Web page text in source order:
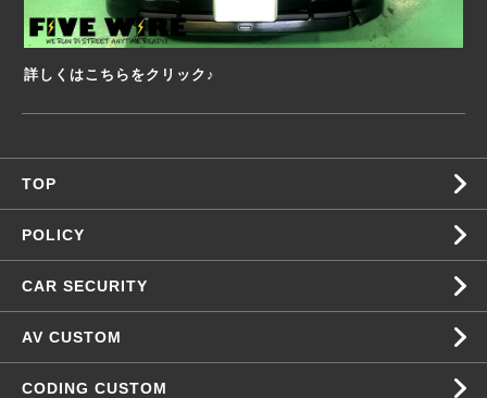
詳しくはこちらをクリック♪
TOP
POLICY
CAR SECURITY
AV CUSTOM
CODING CUSTOM